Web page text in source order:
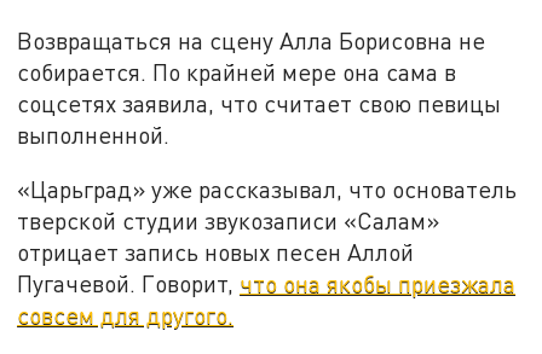
Возвращаться на сцену Алла Борисовна не
собирается. По крайней мере она сама в
соцсетях заявила, что считает свою певицы
выполненной.
«Царьград» уже рассказывал, что основатель
тверской студии звукозаписи «Салам»
отрицает запись новых песен Аллой
Пугачевой. Говорит, что она якобы приезжала
совсем для другого.